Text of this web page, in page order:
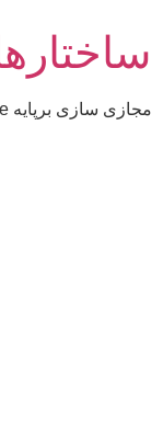
مجازی سازی برپایه VMware